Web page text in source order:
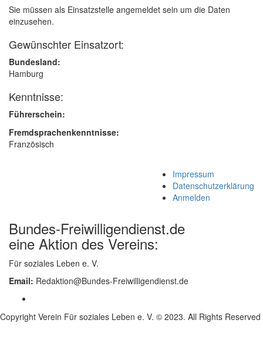
Sie müssen als Einsatzstelle angemeldet sein um die Daten
einzusehen.
Gewünschter Einsatzort:
Bundesland:
Hamburg
Kenntnisse:
Führerschein:
Fremdsprachenkenntnisse:
Französisch
Impressum
Datenschutzerklärung
Anmelden
Bundes-Freiwilligendienst.de
eine Aktion des Vereins:
Für soziales Leben e. V.
Email: Redaktion@Bundes-Freiwilligendienst.de
Copyright Verein Für soziales Leben e. V. © 2023. All Rights Reserved